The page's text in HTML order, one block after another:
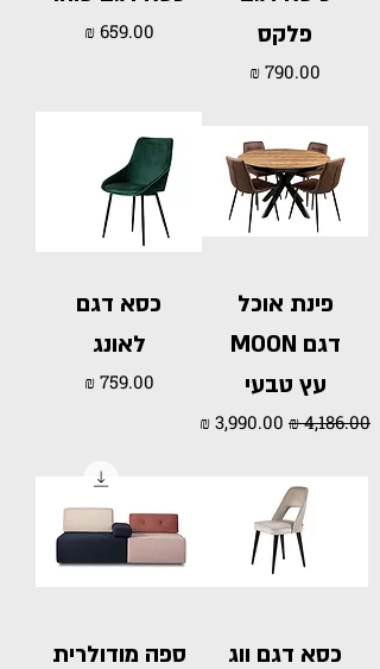
פלקס
מחיר
מחיר
פינת אוכל
דגם MOON
עץ טבעי
מחיר רגיל מחיר מבצע
כסא דגם
לאונג
מחיר
כסא דגם ווג ספה מודולרית